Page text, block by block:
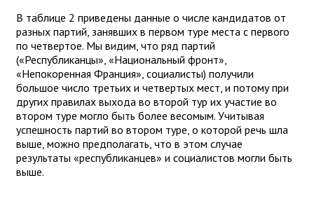
В таблице 2 приведены данные о числе кандидатов от
разных партий, занявших в первом туре места с первого
по четвертое. Мы видим, что ряд партий
(«Республиканцы», «Национальный фронт»,
«Непокоренная Франция», социалисты) получили
большое число третьих и четвертых мест, и потому при
других правилах выхода во второй тур их участие во
втором туре могло быть более весомым. Учитывая
успешность партий во втором туре, о которой речь шла
выше, можно предполагать, что в этом случае
результаты «республиканцев» и социалистов могли быть
выше.